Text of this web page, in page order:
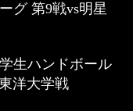
グ 第9戦vs明星
生ハンドボール
洋大学戦